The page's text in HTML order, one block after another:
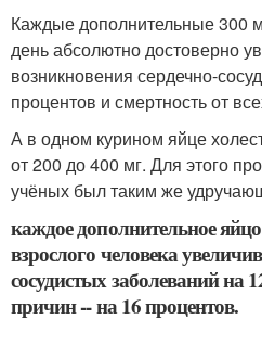
Каждые дополнительные 300
день абсолютно достоверно
возникновения сердечно-
процентов и смертность от
А в одном курином яйце
от 200 до 400 мг. Для этого
учёных был таким же
каждое дополнительное
взрослого человека
сосудистых заболеваний на
причин -- на 16 процентов.